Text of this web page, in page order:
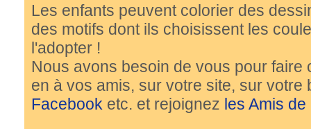
Les enfants peuvent colorier des
des motifs dont ils choisissent les
l'adopter !
Nous avons besoin de vous pour
en à vos amis, sur votre site, sur
Facebook etc. et rejoignez les Amis